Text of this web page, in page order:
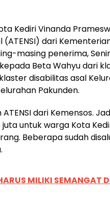
Kediri Vinanda
dari
masing penerima,
Beta Wahyu dari
disabilitas asal
Pakunden.
dari Kemensos.
untuk warga Kota
Beberapa sudah
MILIKI SEMANGAT